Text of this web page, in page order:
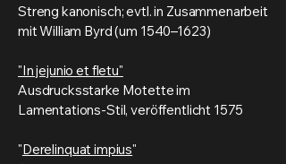
Streng kanonisch; evtl. in Zusammenarbeit
mit William Byrd (um 1540–1623)
"In jejunio et fletu"
Ausdrucksstarke Motette im
Lamentations-Stil, veröffentlicht 1575
"Derelinquat impius"